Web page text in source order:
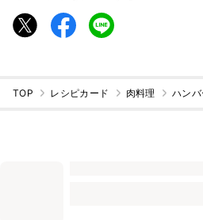
TOP レシピカード 肉料理 ハン